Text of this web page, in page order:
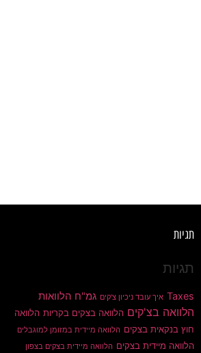
תגיות
תגיות
Taxes איך עובד ניכיון צ'קים גמ"ח הלוואות
הלוואה בצ'קים הלוואה בצקים בקריות הלוואה
חוץ בנקאית בצקים הלוואה מיידית במזומן למוגבלים
הלוואה מיידית בצקים הלוואה מיידית בצקים בצפון